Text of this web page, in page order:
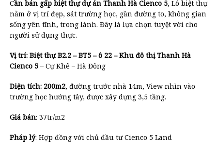
Cần bán gấp biệt thự dự án Thanh Hà Cienco 5, Lô biệt thự
nằm ở vị trí đẹp, sát trường học, gần đường to, không gian
sống yên tĩnh, trong lành. Đây là lựa chọn tuyệt vời cho
người sử dụng thực.
Vị trí: Biệt thự B2.2 – BT5 – ô 22 – Khu đô thị Thanh Hà
Cienco 5 – Cự Khê – Hà Đông
Diện tích: 200m2, đường trước nhà 14m, View nhìn vào
trường học hướng tây, được xây dựng 3,5 tầng.
Giá bán: 37tr/m2
Pháp lý: Hợp đồng với chủ đầu tư Cienco 5 Land